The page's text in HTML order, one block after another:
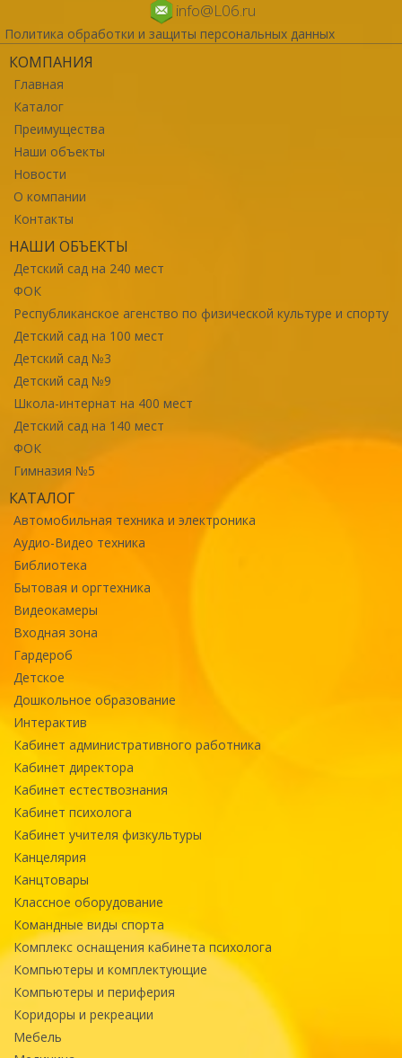
info@L06.ru
Политика обработки и защиты персональных данных
КОМПАНИЯ
Главная
Каталог
Преимущества
Наши объекты
Новости
О компании
Контакты
НАШИ ОБЪЕКТЫ
Детский сад на 240 мест
ФОК
Республиканское агенство по физической культуре и спорту
Детский сад на 100 мест
Детский сад №3
Детский сад №9
Школа-интернат на 400 мест
Детский сад на 140 мест
ФОК
Гимназия №5
КАТАЛОГ
Автомобильная техника и электроника
Аудио-Видео техника
Библиотека
Бытовая и оргтехника
Видеокамеры
Входная зона
Гардероб
Детское
Дошкольное образование
Интерактив
Кабинет административного работника
Кабинет директора
Кабинет естествознания
Кабинет психолога
Кабинет учителя физкультуры
Канцелярия
Канцтовары
Классное оборудование
Командные виды спорта
Комплекс оснащения кабинета психолога
Компьютеры и комплектующие
Компьютеры и периферия
Коридоры и рекреации
Мебель